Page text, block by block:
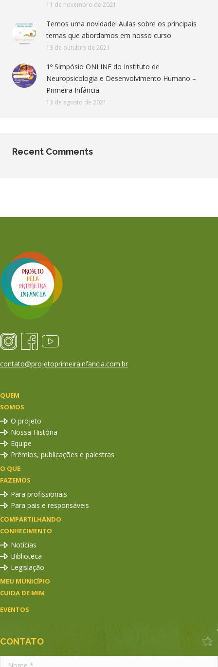
11 de novembro de 2021
Temos uma novidade! Aulas sobre os principais
temas que abordamos em nosso curso
13 de outubro de 2021
1º Simpósio ONLINE do Instituto de
Neuropsicologia e Desenvolvimento Humano –
Primeira Infância
13 de agosto de 2021
Recent Comments
contato@projetoprimeirainfancia.com.br
QUEM
SOMOS
O projeto
Nossa História
Equipe
Prêmios, publicações e palestras
O QUE
FAZEMOS
Para profissionais
Para pais e responsáveis
COMPARTILHANDO
CONHECIMENTO
Notícias
Biblioteca
Legislação
MEU MUNICÍPIO
CUIDA DE MIM
EVENTOS
CONTATO
Nome *